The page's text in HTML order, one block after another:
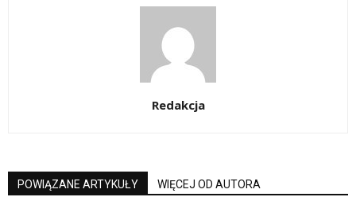
Redakcja
POWIĄZANE ARTYKUŁY WIĘCEJ OD AUTORA